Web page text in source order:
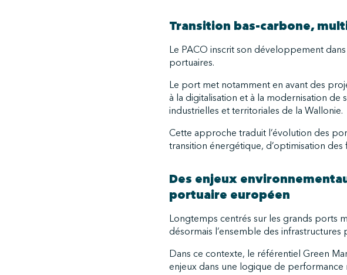
Transition bas-carbone,
Le PACO inscrit son développement
portuaires.
Le port met notamment en avant des
à la digitalisation et à la modernisation de
industrielles et territoriales de la Wallonie.
Cette approche traduit l’évolution des
transition énergétique, d’optimisation
Des enjeux
portuaire européen
Longtemps centrés sur les grands ports
désormais l’ensemble des
Dans ce contexte, le référentiel Green
enjeux dans une logique de performance